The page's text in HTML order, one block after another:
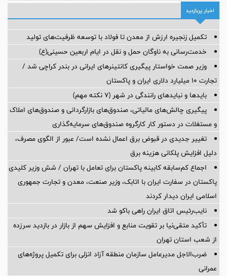
اخبار پربازدید
تکمیل زنجیره ارزش از معدن تا فولاد با توسعه ظرفیت‌های تولید
خدمت‌رسانی به ناوگان حمل و نقل در ایام اربعین حسینی(ع)
وزیر صمت خواستار پیگیری کانتینرهای ایرانی در بندر کراچی شد /
تجارت ۱۰ میلیارد دلاری ایران و پاکستان
بایدها و نبایدهای رانندگی در شهر (۷ نکته مهم)
پیگیری چالش‌های مالیاتی، صندوق‌های بازارگردانی و صندوق‌های املاک
و مستغلات در دستور کار کارگروه صندوق‌های سرمایه‌گذاری
تغییر جدیدی در قبوض برق اعمال نشده است/ عبور از الگوی مصرف،
دلیل افزایش پلکانی هزینه برق
اجماع کم‌سابقه کابینه پاکستان برای تعامل با تهران / شش وزیر کلیدی
پاکستان در سفارت ایران با اتابک، وزیر صنعت، معدن و تجارت جمهوری
اسلامی ایران دیدار کردند
نایب‌رئیس اتاق ایران راهی باکو شد
تأکید متقی‌نیا بر تقویت منابع و افزایش سهم از بازار در بازدید سرزده
از شعب استان تهران
ضرب‌الاجل مدیرعامل سازمان منطقه آزاد انزلی برای تكمیل پروژه‌های
عمرانی